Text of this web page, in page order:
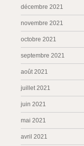
décembre 2021
novembre 2021
octobre 2021
septembre 2021
août 2021
juillet 2021
juin 2021
mai 2021
avril 2021